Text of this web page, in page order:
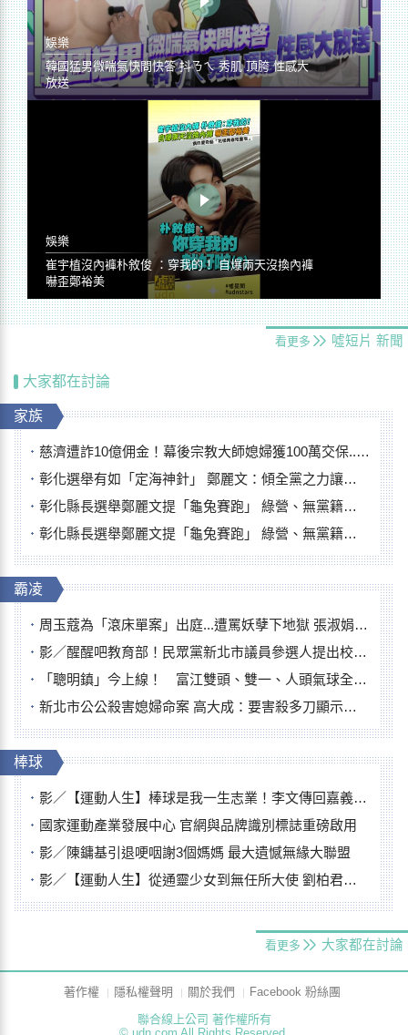
娛樂
韓國猛男微喘氣快問快答 抖ㄋㄟ 秀肌 頂胯 性感大
放送
娛樂
崔宇植沒內褲朴敘俊 ：穿我的！ 自爆兩天沒換內褲
嚇歪鄭裕美
看更多 噓短片 新聞
大家都在討論
家族
慈濟遭詐10億佣金！幕後宗教大師媳婦獲100萬交保...快步奔離不發一語
彰化選舉有如「定海神針」 鄭麗文：傾全黨之力讓彰化贏
彰化縣長選舉鄭麗文提「龜兔賽跑」 綠營、無黨籍忙否認是烏龜
彰化縣長選舉鄭麗文提「龜兔賽跑」 綠營、無黨籍忙否認是烏龜
霸凌
周玉蔻為「滾床單案」出庭...遭罵妖孽下地獄 張淑娟批：舌頭殺人有罪
影／醒醒吧教育部！民眾黨新北市議員參選人提出校園反毒防線升級政見
「聰明鎮」今上線！ 富江雙頭、雙一、人頭氣球全登場
新北市公公殺害媳婦命案 高大成：要害殺多刀顯示怨恨深
棒球
影／【運動人生】棒球是我一生志業！李文傳回嘉義扎根點亮KANO精神
國家運動產業發展中心 官網與品牌識別標誌重磅啟用
影／陳鏞基引退哽咽謝3個媽媽 最大遺憾無緣大聯盟
影／【運動人生】從通靈少女到無任所大使 劉柏君女裁判人生國際發光
看更多 大家都在討論
著作權 隱私權聲明 關於我們
Facebook 粉絲團
聯合線上公司 著作權所有